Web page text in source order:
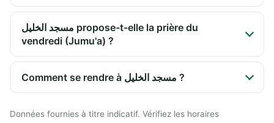
مسجد الخليل propose-t-elle la prière du
vendredi (Jumu'a) ?
Comment se rendre à مسجد الخليل ?
Données fournies à titre indicatif. Vérifiez les horaires